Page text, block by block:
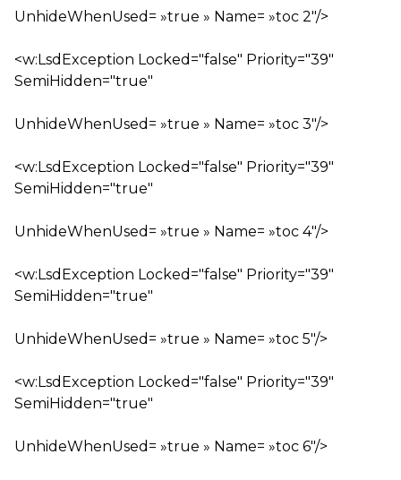
UnhideWhenUsed= »true » Name= »toc 2″/>
<w:LsdException Locked="false" Priority="39"
SemiHidden="true"
UnhideWhenUsed= »true » Name= »toc 3″/>
<w:LsdException Locked="false" Priority="39"
SemiHidden="true"
UnhideWhenUsed= »true » Name= »toc 4″/>
<w:LsdException Locked="false" Priority="39"
SemiHidden="true"
UnhideWhenUsed= »true » Name= »toc 5″/>
<w:LsdException Locked="false" Priority="39"
SemiHidden="true"
UnhideWhenUsed= »true » Name= »toc 6″/>